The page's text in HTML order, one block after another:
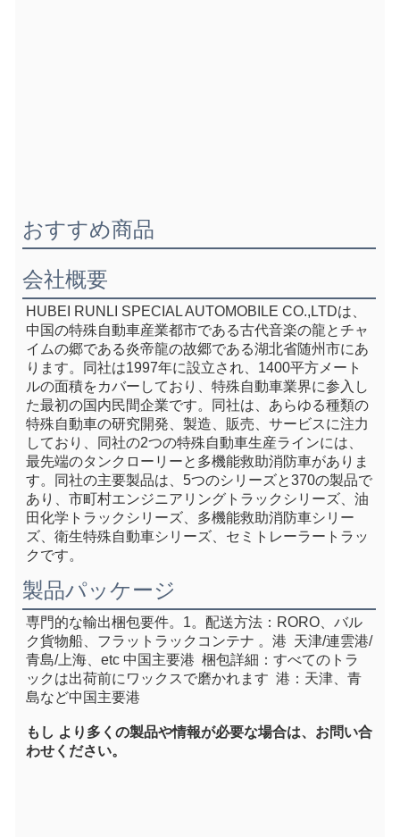
おすすめ商品
会社概要
HUBEI RUNLI SPECIAL AUTOMOBILE CO.,LTDは、
中国の特殊自動車産業都市である古代音楽の龍とチャ
イムの郷である炎帝龍の故郷である湖北省随州市にあ
ります。同社は1997年に設立され、1400平方メート
ルの面積をカバーしており、特殊自動車業界に参入し
た最初の国内民間企業です。同社は、あらゆる種類の
特殊自動車の研究開発、製造、販売、サービスに注力
しており、同社の2つの特殊自動車生産ラインには、
最先端のタンクローリーと多機能救助消防車がありま
す。同社の主要製品は、5つのシリーズと370の製品で
あり、市町村エンジニアリングトラックシリーズ、油
田化学トラックシリーズ、多機能救助消防車シリー
ズ、衛生特殊自動車シリーズ、セミトレーラートラッ
クです。
製品パッケージ
専門的な輸出梱包要件。1。 配送方法：RORO、バル
ク貨物船、フラットラックコンテナ 。港  天津/連雲港/
青島/上海、etc 中国主要港
  梱包詳細：すべてのトラ
ックは出荷前にワックスで磨かれます  港：天津、青
島など中国主要港
もし より多くの製品や情報が必要な場合は、お問い合
わせください。